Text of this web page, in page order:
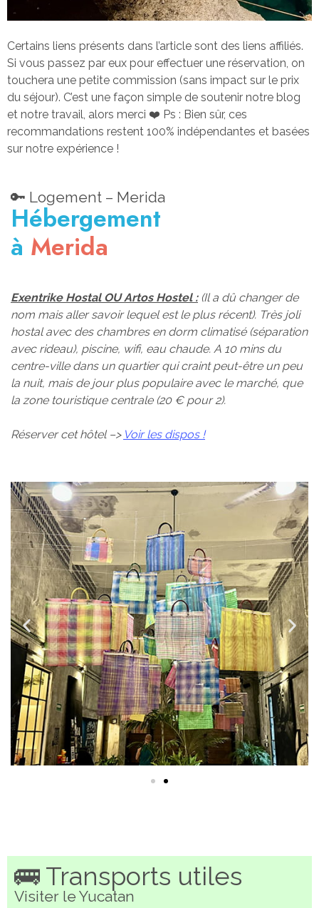
Certains liens présents dans l’article sont des liens affiliés.
Si vous passez par eux pour effectuer une réservation, on
touchera une petite commission (sans impact sur le prix
du séjour). C’est une façon simple de soutenir notre blog
et notre travail, alors merci ❤️ Ps : Bien sûr, ces
recommandations restent 100% indépendantes et basées
sur notre expérience !
🔑 Logement – Merida
Hébergement
à Merida
Exentrike Hostal OU Artos Hostel :(Il a dû changer de
nom mais aller savoir lequel est le plus récent). Très joli
hostal avec des chambres en dorm climatisé (séparation
avec rideau), piscine, wifi, eau chaude. A 10 mins du
centre-ville dans un quartier qui craint peut-être un peu
la nuit, mais de jour plus populaire avec le marché, que
la zone touristique centrale (20 € pour 2).
Réserver cet hôtel –> Voir les dispos !
🚌 Transports utiles
Visiter le Yucatan